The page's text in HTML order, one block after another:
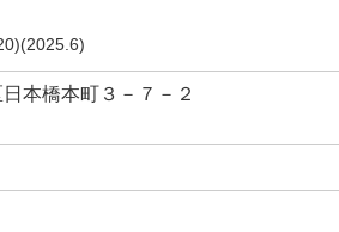
本橋本町３－７－２